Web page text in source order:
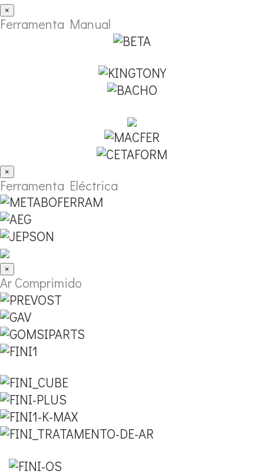
×
Ferramenta Manual
×
Ferramenta Eléctrica
×
Ar Comprimido